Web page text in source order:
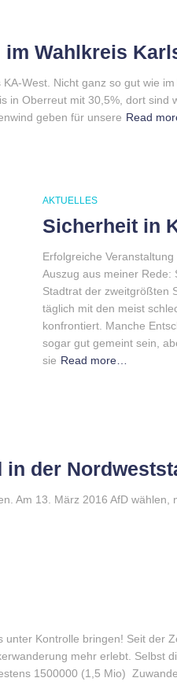
Wahlkreis
West. Nicht ganz so gut wie
in Oberreut mit 30,5%, dort sind
geben für unsere Read
AKTUELLES
Sicherheit in
Erfolgreiche
Auszug aus meiner Rede:
Stadtrat der zweitgrößten
täglich mit den meist
konfrontiert. Manche
sogar gut gemeint sein,
sie Read more…
der
Am 13. März 2016 AfD wählen,
unter Kontrolle bringen! Seit der
mehr erlebt. Selbst
1500000 (1,5 Mio)